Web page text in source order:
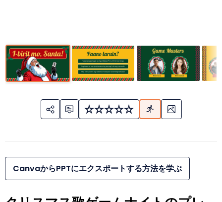
CanvaからPPTにエクスポートする方法を学ぶ